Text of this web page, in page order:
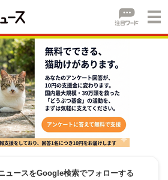
ュースをGoogle検索でフォローする